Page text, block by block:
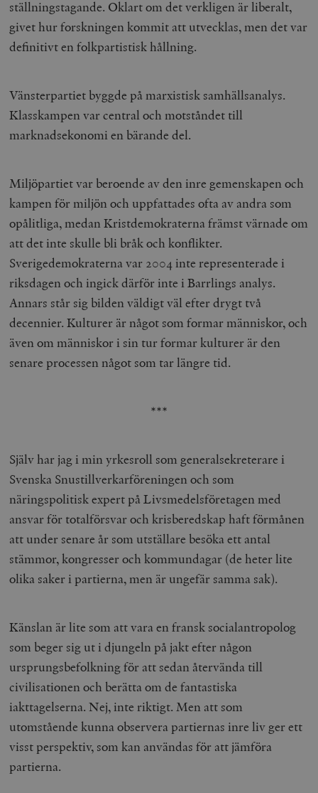
ställningstagande. Oklart om det verkligen är liberalt,
givet hur forskningen kommit att utvecklas, men det var
definitivt en folkpartistisk hållning.
Vänsterpartiet byggde på marxistisk samhällsanalys.
Klasskampen var central och motståndet till
marknadsekonomi en bärande del.
Miljöpartiet var beroende av den inre gemenskapen och
kampen för miljön och uppfattades ofta av andra som
opålitliga, medan Kristdemokraterna främst värnade om
att det inte skulle bli bråk och konflikter.
Sverigedemokraterna var 2004 inte representerade i
riksdagen och ingick därför inte i Barrlings analys.
Annars står sig bilden väldigt väl efter drygt två
decennier. Kulturer är något som formar människor, och
även om människor i sin tur formar kulturer är den
senare processen något som tar längre tid.
***
Själv har jag i min yrkesroll som generalsekreterare i
Svenska Snustillverkarföreningen och som
näringspolitisk expert på Livsmedelsföretagen med
ansvar för totalförsvar och krisberedskap haft förmånen
att under senare år som utställare besöka ett antal
stämmor, kongresser och kommundagar (de heter lite
olika saker i partierna, men är ungefär samma sak).
Känslan är lite som att vara en fransk socialantropolog
som beger sig ut i djungeln på jakt efter någon
ursprungsbefolkning för att sedan återvända till
civilisationen och berätta om de fantastiska
iakttagelserna. Nej, inte riktigt. Men att som
utomstående kunna observera partiernas inre liv ger ett
visst perspektiv, som kan användas för att jämföra
partierna.